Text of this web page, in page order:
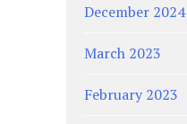
December 2024
March 2023
February 2023